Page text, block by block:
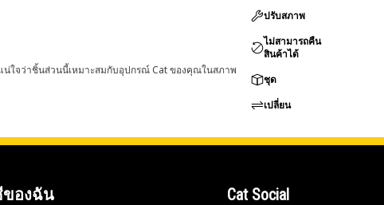
ใจว่าชิ้นส่วนนี้เหมาะสมกับอุปกรณ์ Cat ของคุณในสภาพ
ปรับสภาพ
ไม่สามารถคืน
สินค้าได้
ชุด
เปลี่ยน
องฉัน Cat Social